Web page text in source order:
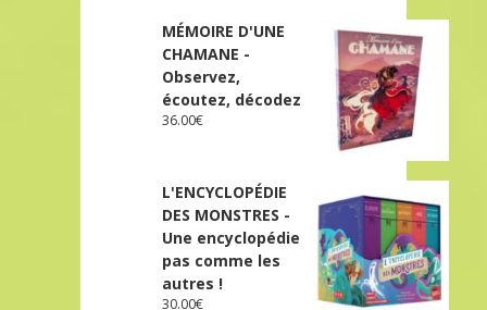
MÉMOIRE D'UNE
CHAMANE -
Observez,
écoutez, décodez
36.00€
L'ENCYCLOPÉDIE
DES MONSTRES -
Une encyclopédie
pas comme les
autres !
30.00€